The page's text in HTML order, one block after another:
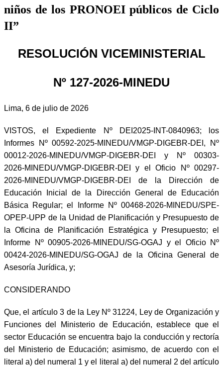
niños de los PRONOEI públicos de Ciclo
II”
RESOLUCIÓN VICEMINISTERIAL
Nº 127-2026-MINEDU
Lima, 6 de julio de 2026
VISTOS, el Expediente Nº DEI2025-INT-0840963; los
Informes Nº 00592-2025-MINEDU/VMGP-DIGEBR-DEI, Nº
00012-2026-MINEDU/VMGP-DIGEBR-DEI y Nº 00303-
2026-MINEDU/VMGP-DIGEBR-DEI y el Oficio Nº 00297-
2026-MINEDU/VMGP-DIGEBR-DEI de la Dirección de
Educación Inicial de la Dirección General de Educación
Básica Regular; el Informe Nº 00468-2026-MINEDU/SPE-
OPEP-UPP de la Unidad de Planificación y Presupuesto de
la Oficina de Planificación Estratégica y Presupuesto; el
Informe Nº 00905-2026-MINEDU/SG-OGAJ y el Oficio Nº
00424-2026-MINEDU/SG-OGAJ de la Oficina General de
Asesoría Jurídica, y;
CONSIDERANDO
Que, el artículo 3 de la Ley Nº 31224, Ley de Organización y
Funciones del Ministerio de Educación, establece que el
sector Educación se encuentra bajo la conducción y rectoría
del Ministerio de Educación; asimismo, de acuerdo con el
literal a) del numeral 1 y el literal a) del numeral 2 del artículo